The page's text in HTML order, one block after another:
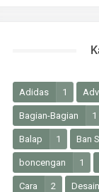
Adidas 1
Bagian-Bagian 1
Balap 1 Ban
boncengan 1
Cara 2